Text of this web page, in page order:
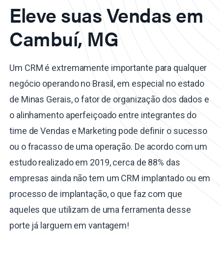
Eleve suas Vendas em
Cambuí, MG
Um CRM é extremamente importante para qualquer
negócio operando no Brasil, em especial no estado
de Minas Gerais, o fator de organização dos dados e
o alinhamento aperfeiçoado entre integrantes do
time de Vendas e Marketing pode definir o sucesso
ou o fracasso de uma operação. De acordo com um
estudo realizado em 2019, cerca de 88% das
empresas ainda não tem um CRM implantado ou em
processo de implantação, o que faz com que
aqueles que utilizam de uma ferramenta desse
porte já larguem em vantagem!